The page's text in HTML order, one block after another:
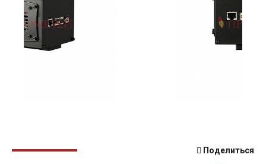
Поделиться